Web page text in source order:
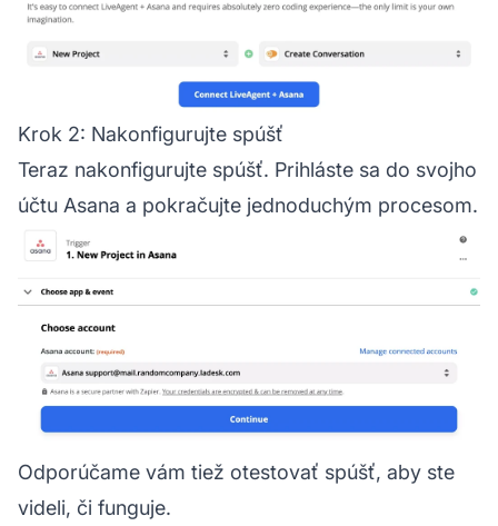
Krok 2: Nakonfigurujte spúšť
Teraz nakonfigurujte spúšť. Prihláste sa do svojho
účtu Asana a pokračujte jednoduchým procesom.
Odporúčame vám tiež otestovať spúšť, aby ste
videli, či funguje.